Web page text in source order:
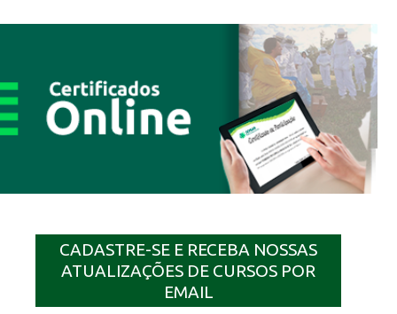
CADASTRE-SE E RECEBA NOSSAS
ATUALIZAÇÕES DE CURSOS POR
EMAIL